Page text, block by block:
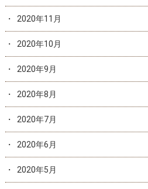
2020年11月
2020年10月
2020年9月
2020年8月
2020年7月
2020年6月
2020年5月